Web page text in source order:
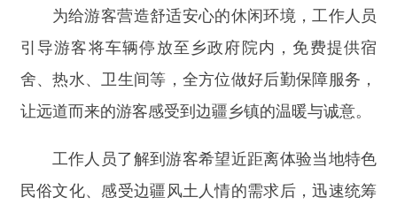
让远道而来的游客感受到边疆乡镇的温暖与诚意。
工作人员了解到游客希望近距离体验当地特色
民俗文化、感受边疆风土人情的需求后，迅速统筹
资源、精心筹划专场民俗文化体验活动，为游客打